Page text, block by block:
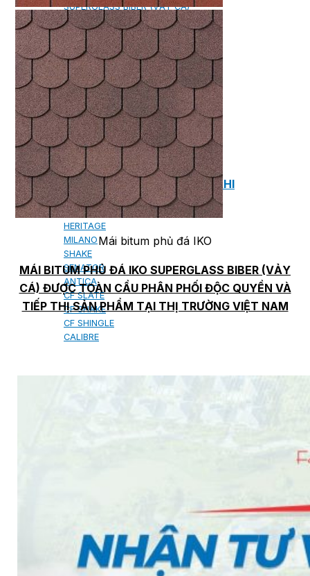
SUPERGLASS BIBER (VẢY CÁ)
CAMBRIDGE (XẾP LỚP)
CAMBRIDGE XTREME
DYNASTY
ARMOURSHAKE
CROWNE SLATE
ROYAL ESTATE
ROOF FAST CAP
PHỤ KIỆN
NGÓI THÉP PHỦ ĐÁ DECRA AHI
CLASSIC
HERITAGE
MILANO
SHAKE
SENATOR
ANTICA
CF SLATE
CF SHAKE
CF SHINGLE
CALIBRE
TẤM ỐP TRẦN INFRATOP
TẤM ỐP TƯỜNG MAX-3
TẤM ỐP ĐA NĂNG FRONTO
Mái bitum phủ đá IKO
MÁI BITUM PHỦ ĐÁ IKO SUPERGLASS BIBER (VẢY
CÁ) ĐƯỢC TOÀN CẦU PHÂN PHỐI ĐỘC QUYỀN VÀ
TIẾP THỊ SẢN PHẨM TẠI THỊ TRƯỜNG VIỆT NAM